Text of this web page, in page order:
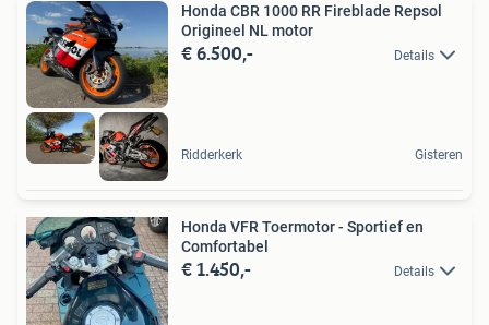
Honda CBR 1000 RR Fireblade Repsol
Origineel NL motor
€ 6.500,- Details
Ridderkerk Gisteren
Honda VFR Toermotor - Sportief en
Comfortabel
€ 1.450,- Details